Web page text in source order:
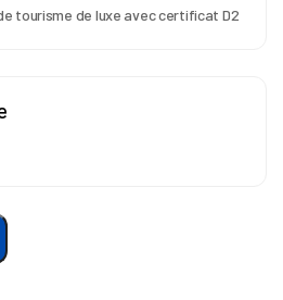
tourisme de luxe avec certificat D2